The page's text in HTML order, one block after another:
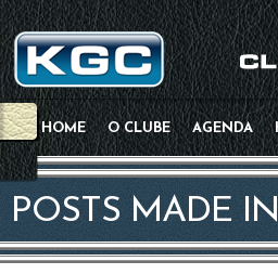
HOME O CLUBE AGENDA
POSTS MADE